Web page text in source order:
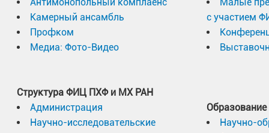
Камерный ансамбль
Профком
Медиа: Фото-Видео
Структура ФИЦ ПХФ и МХ РАН
Администрация
Научно-исследовательские
с участием
Образование
Научно-